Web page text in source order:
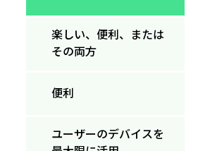
楽しい、便利、または
その両方
便利
ユーザーのデバイスを